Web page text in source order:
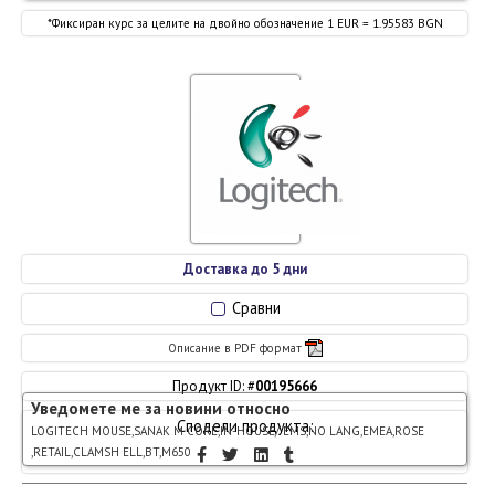
Сравни
Описание в PDF формат
Продукт ID: #00195666
Сподели продукта:
Доставка до 5 дни
*Фиксиран курс за целите на двойно обозначение 1 EUR = 1.95583 BGN
Уведомете ме за новини относно
LOGITECH MOUSE,SANAK M CORE,IN-HOUSE/ EMS,NO LANG,EMEA,ROSE
,RETAIL,CLAMSH ELL,BT,M650